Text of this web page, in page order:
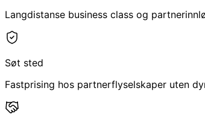
Langdistanse business class og
Søt sted
Fastprising hos partnerflyselskaper uten